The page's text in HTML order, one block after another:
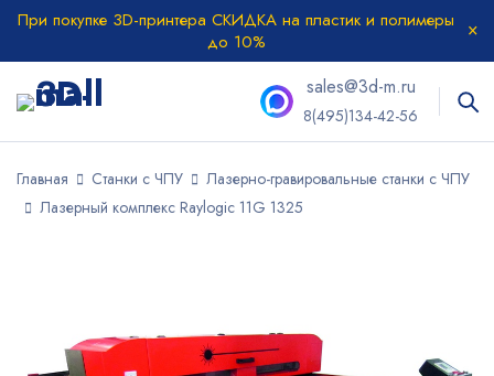
При покупке 3D-принтера СКИДКА на пластик и полимеры
до 10%
sales@3d-m.ru
8(495)134-42-56
Главная Станки с ЧПУ
Лазерно-гравировальные станки с ЧПУ
Лазерный комплекс Raylogic 11G 1325